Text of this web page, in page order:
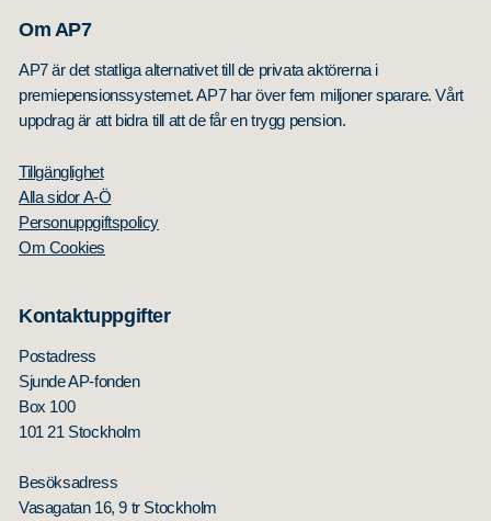
Om AP7
AP7 är det statliga alternativet till de privata aktörerna i
premiepensionssystemet. AP7 har över fem miljoner sparare. Vårt
uppdrag är att bidra till att de får en trygg pension.
Tillgänglighet
Alla sidor A-Ö
Personuppgiftspolicy
Om Cookies
Kontaktuppgifter
Postadress
Sjunde AP-fonden
Box 100
101 21 Stockholm
Besöksadress
Vasagatan 16, 9 tr Stockholm